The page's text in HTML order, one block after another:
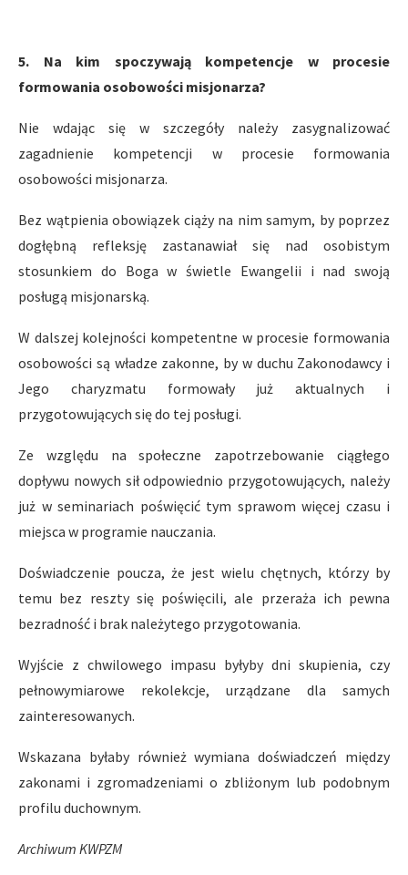
5. Na kim spoczywają kompetencje w procesie
formowania osobowości misjonarza?
Nie wdając się w szczegóły należy zasygnalizować
zagadnienie kompetencji w procesie formowania
osobowości misjonarza.
Bez wątpienia obowiązek ciąży na nim samym, by poprzez
dogłębną refleksję zastanawiał się nad osobistym
stosunkiem do Boga w świetle Ewangelii i nad swoją
posługą misjonarską.
W dalszej kolejności kompetentne w procesie formowania
osobowości są władze zakonne, by w duchu Zakonodawcy i
Jego charyzmatu formowały już aktualnych i
przygotowujących się do tej posługi.
Ze względu na społeczne zapotrzebowanie ciągłego
dopływu nowych sił odpowiednio przygotowujących, należy
już w seminariach poświęcić tym sprawom więcej czasu i
miejsca w programie nauczania.
Doświadczenie poucza, że jest wielu chętnych, którzy by
temu bez reszty się poświęcili, ale przeraża ich pewna
bezradność i brak należytego przygotowania.
Wyjście z chwilowego impasu byłyby dni skupienia, czy
pełnowymiarowe rekolekcje, urządzane dla samych
zainteresowanych.
Wskazana byłaby również wymiana doświadczeń między
zakonami i zgromadzeniami o zbliżonym lub podobnym
profilu duchownym.
Archiwum KWPZM